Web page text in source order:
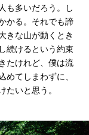
も多いだろう。し
かる。それでも諦
きな山が動くとき
続けるという約束
たけれど、僕は流
てしまわずに、
いと思う。